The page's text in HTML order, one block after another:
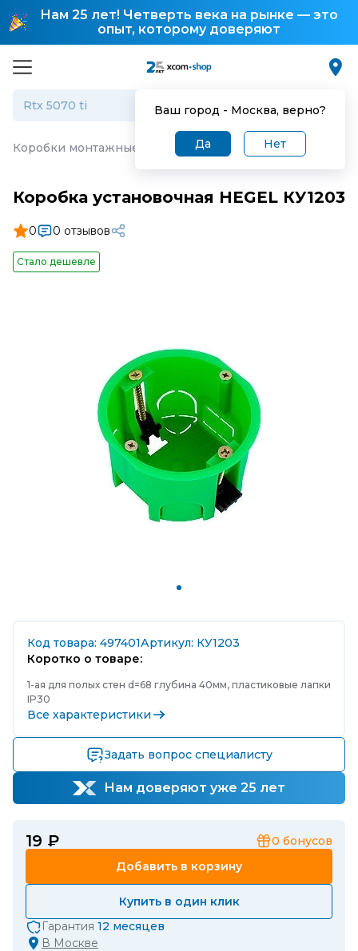
Нам 25 лет! Четверть века на рынке — это
опыт, которому доверяют
Ваш город - Москва, верно?
Да Нет
Коробки монтажные и распределительные ·
Коробка установочная HEGEL КУ1203
0 0 отзывов
Стало дешевле
Код товара: 497401Артикул: КУ1203
Коротко о товаре:
1-ая для полых стен d=68 глубина 40мм, пластиковые лапки
IP30
Все характеристики
Задать вопрос специалисту
Нам доверяют уже 25 лет
19 ₽ 0 бонусов
Добавить в корзину
Купить в один клик
Гарантия 12 месяцев
В Москве